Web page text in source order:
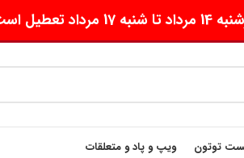
است 🛵
توتون ویپ و پاد و متعلقات